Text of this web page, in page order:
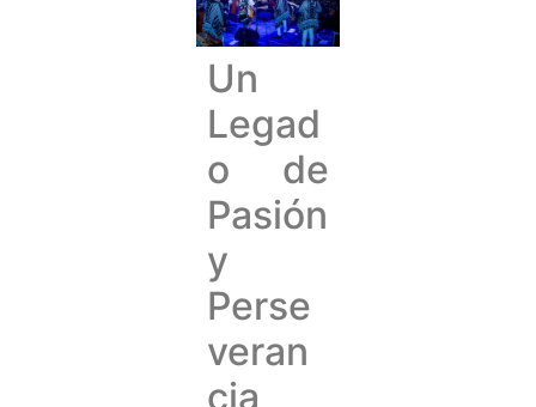
Un
Legad
o de
Pasión
y
Perse
veran
cia